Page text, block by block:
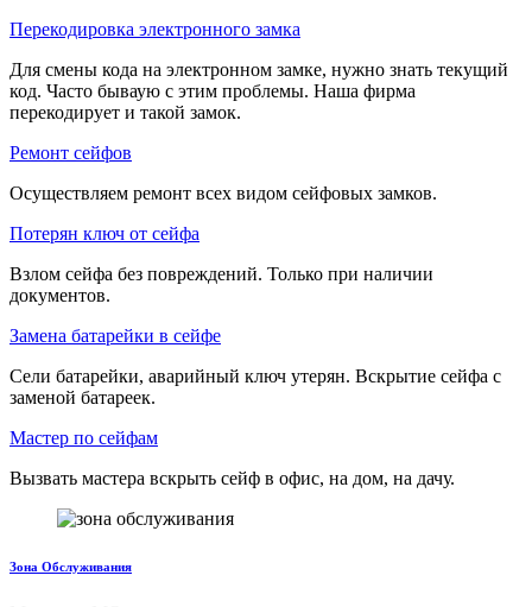
Перекодировка электронного замка
Для смены кода на электронном замке, нужно знать текущий
код. Часто бываую с этим проблемы. Наша фирма
перекодирует и такой замок.
Ремонт сейфов
Осуществляем ремонт всех видом сейфовых замков.
Потерян ключ от сейфа
Взлом сейфа без повреждений. Только при наличии
документов.
Замена батарейки в сейфе
Сели батарейки, аварийный ключ утерян. Вскрытие сейфа с
заменой батареек.
Мастер по сейфам
Вызвать мастера вскрыть сейф в офис, на дом, на дачу.
Зона Обслуживания